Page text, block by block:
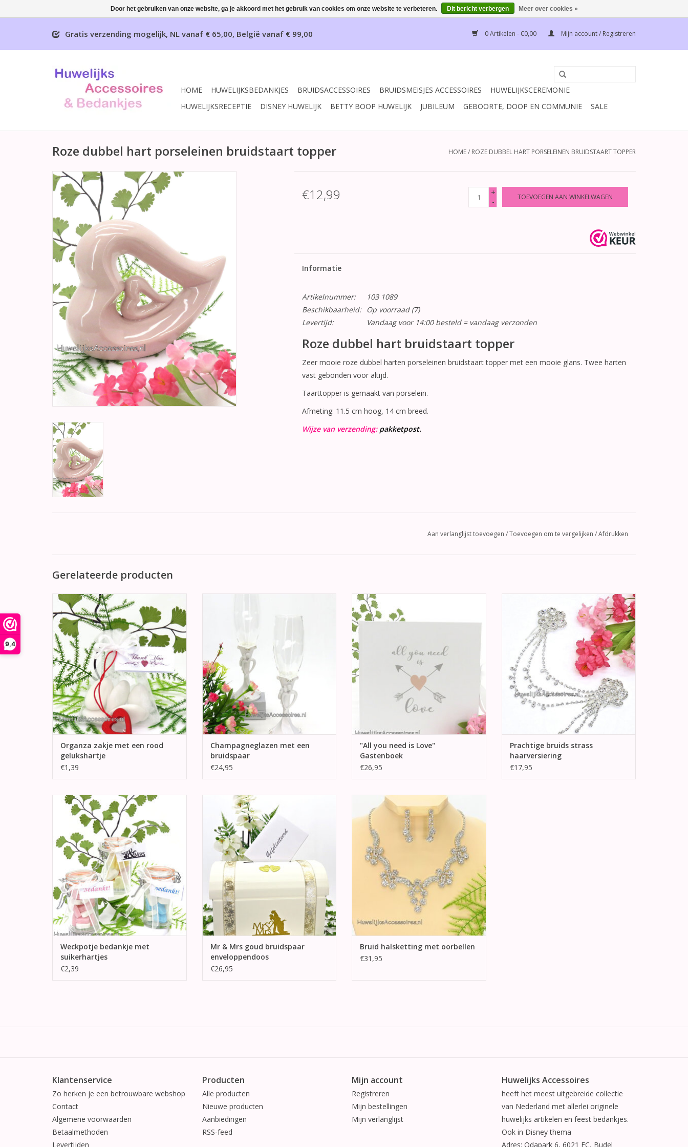
9,4
Gratis verzending mogelijk, NL vanaf € 65,00, België vanaf € 99,00 0 Artikelen - €0,00 Mijn account / Registreren
HOME HUWELIJKSBEDANKJES BRUIDSACCESSOIRES BRUIDSMEISJES ACCESSOIRES
HUWELIJKSCEREMONIE
HUWELIJKSRECEPTIE
DISNEY HUWELIJK BETTY BOOP HUWELIJK JUBILEUM GEBOORTE, DOOP EN COMMUNIE SALE
Roze dubbel hart porseleinen bruidstaart topper HOME/ ROZE DUBBEL HART PORSELEINEN BRUIDSTAART TOPPER
€12,99
+
-
TOEVOEGEN AAN WINKELWAGEN
Informatie
Artikelnummer:
103 1089
Beschikbaarheid:
Op voorraad(7)
Levertijd:
Vandaag voor 14:00 besteld = vandaag verzonden
Roze dubbel hart bruidstaart topper
Zeer mooie roze dubbel harten porseleinen bruidstaart topper met een mooie glans. Twee harten
vast gebonden voor altijd.
Taarttopper is gemaakt van porselein.
Afmeting: 11.5 cm hoog, 14 cm breed.
Wijze van verzending: pakketpost.
Aan verlanglijst toevoegen /Toevoegen om te vergelijken /Afdrukken
Gerelateerde producten
Witte organza zakje gevuld met
bruidssuikers en versierd met een rood
gelukshartje.
TOEVOEGEN AAN WINKELWAGEN
Organza zakje met een rood
gelukshartje
€1,39
Champagneglazen met een
bruidspaar
€24,95
Een huwelijks gastenboek vol van liefde.
Aan de voorkant "All you need is love" met
gekruiste cupido pijlen door een hart. Aan
TOEVOEGEN AAN WINKELWAGEN
"All you need is Love"
Gastenboek
€26,95
Deze bijzonder mooie zilveren
haarkammen met strass kettingen is een
echte pronkstuk en is geschikt voor
diverse modellen kapsels.
TOEVOEGEN AAN WINKELWAGEN
Prachtige bruids strass
haarversiering
€17,95
Bruidsuikers (snoepjes) in een glazen
weckpotje versierd met een witte organza
strik en kaartje.
TOEVOEGEN AAN WINKELWAGEN
Weckpotje bedankje met
suikerhartjes
€2,39
Hele mooie huwelijks receptie
enveloppendoos versierd met gouden
lint, aan de voorkant "Mr & Mrs" in het
goud en een bruidspaar in het goud.
TOEVOEGEN AAN WINKELWAGEN
Mr & Mrs goud bruidspaar
enveloppendoos
€26,95
Schitterende strass stenen bruid
halsketting met bijpassende oorbellen.
TOEVOEGEN AAN WINKELWAGEN
Bruid halsketting met oorbellen
€31,95
Klantenservice
Zo herken je een betrouwbare webshop
Contact
Algemene voorwaarden
Betaalmethoden
Levertijden
Producten
Alle producten
Nieuwe producten
Aanbiedingen
RSS-feed
Mijn account
Registreren
Mijn bestellingen
Mijn verlanglijst
Huwelijks Accessoires
heeft het meest uitgebreide collectie
van Nederland met allerlei originele
huwelijks artikelen en feest bedankjes.
Ook in Disney thema
Adres: Odapark 6, 6021 EC, Budel
Door het gebruiken van onze website, ga je akkoord met het gebruik van cookies om onze website te verbeteren. Dit bericht verbergen Meer over cookies »